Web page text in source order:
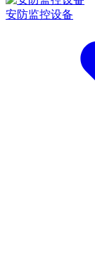
安防监控设备